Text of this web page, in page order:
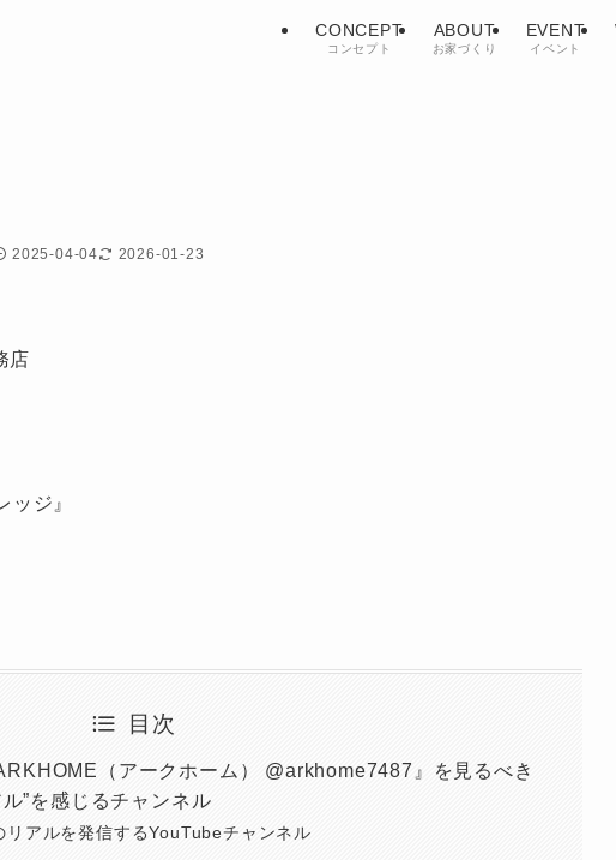
CONCEPT
コンセプト
ABOUT
お家づくり
EVENT
イベント
2025-04-04 2026-01-23
店
ジ』
目次
（アークホーム） @arkhome7487』を見るべき
”を感じるチャンネル
アルを発信するYouTubeチャンネル